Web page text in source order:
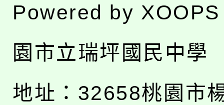
Powered by XOOPS
園市立瑞坪國民中學
地址： 32658桃園市